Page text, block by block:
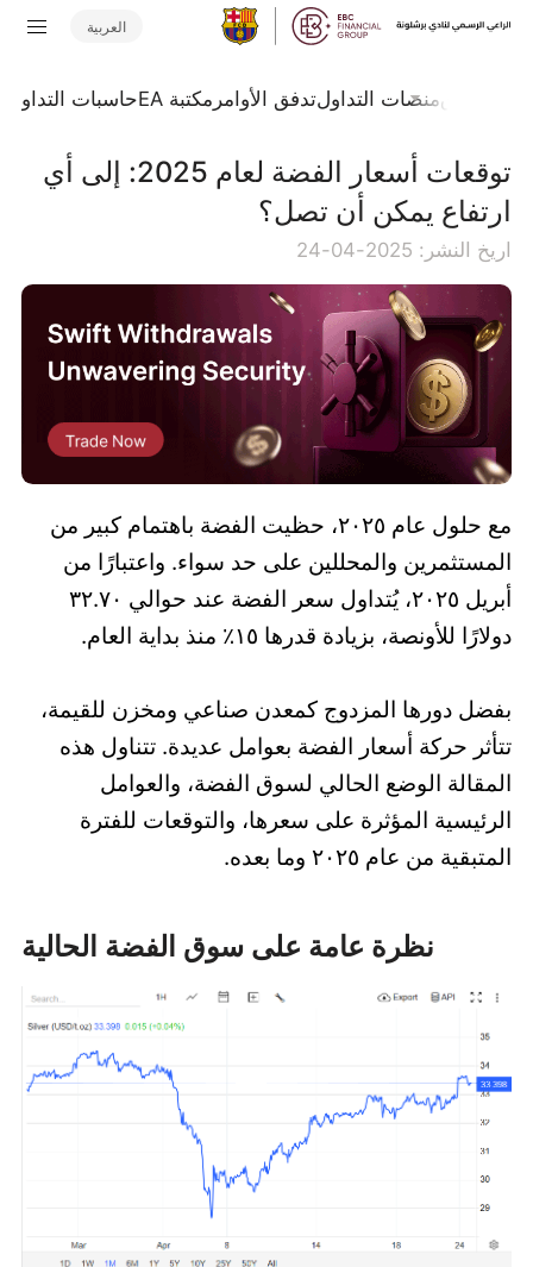
العربية
السوقمنصات التداولتدفق الأوامر مكتبة EA حاسبات التداول
توقعات أسعار الفضة لعام 2025: إلى أي
ارتفاع يمكن أن تصل؟
اريخ النشر: 2025-04-24
مع حلول عام ٢٠٢٥، حظيت الفضة باهتمام كبير من
المستثمرين والمحللين على حد سواء. واعتبارًا من
أبريل ٢٠٢٥، يُتداول سعر الفضة عند حوالي ٣٢.٧٠
دولارًا للأونصة، بزيادة قدرها ١٥٪ منذ بداية العام.
بفضل دورها المزدوج كمعدن صناعي ومخزن للقيمة،
تتأثر حركة أسعار الفضة بعوامل عديدة. تتناول هذه
المقالة الوضع الحالي لسوق الفضة، والعوامل
الرئيسية المؤثرة على سعرها، والتوقعات للفترة
المتبقية من عام ٢٠٢٥ وما بعده.
نظرة عامة على سوق الفضة الحالية